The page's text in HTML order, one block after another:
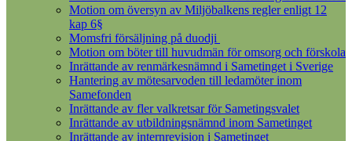
Motion om översyn av Miljöbalkens regler enligt 12
kap 6§
Momsfri försäljning på duodji
Motion om böter till huvudmän för omsorg och förskola
Inrättande av renmärkesnämnd i Sametinget i Sverige
Hantering av mötesarvoden till ledamöter inom
Samefonden
Inrättande av fler valkretsar för Sametingsvalet
Inrättande av utbildningsnämnd inom Sametinget
Inrättande av internrevision i Sametinget